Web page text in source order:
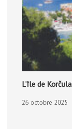
L’île de Korčula
26 octobre 2025